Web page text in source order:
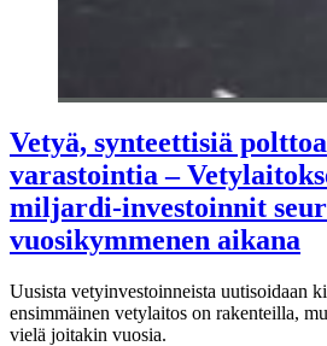
Vetyä, synteettisiä
varastointia –
miljardi-investoinnit
vuosikymmenen aikana
Uusista vetyinvestoinneista uutisoidaan
ensimmäinen vetylaitos on rakenteilla,
vielä joitakin vuosia.